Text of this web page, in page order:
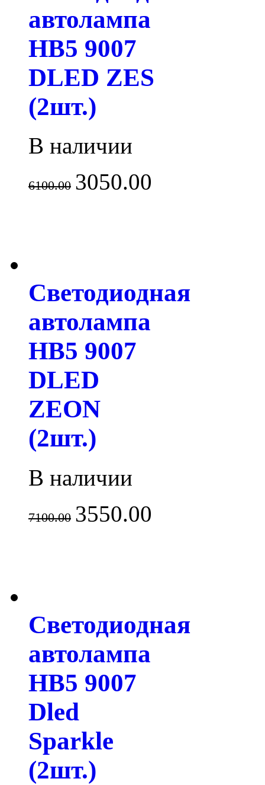
автолампа
HB5 9007
DLED ZES
(2шт.)
В наличии
6100.00 3050.00
Светодиодная
автолампа
HB5 9007
DLED
ZEON
(2шт.)
В наличии
7100.00 3550.00
Светодиодная
автолампа
HB5 9007
Dled
Sparkle
(2шт.)